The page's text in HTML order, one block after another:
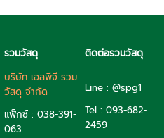
รวมวัสดุ ติดต่อรวมวัสดุ
บริษัท เอสพีจี รวม
วัสดุ จำกัด
แฟ็กซ์ : 038-391-
063
Line : @spg1
Tel : 093-682-
2459